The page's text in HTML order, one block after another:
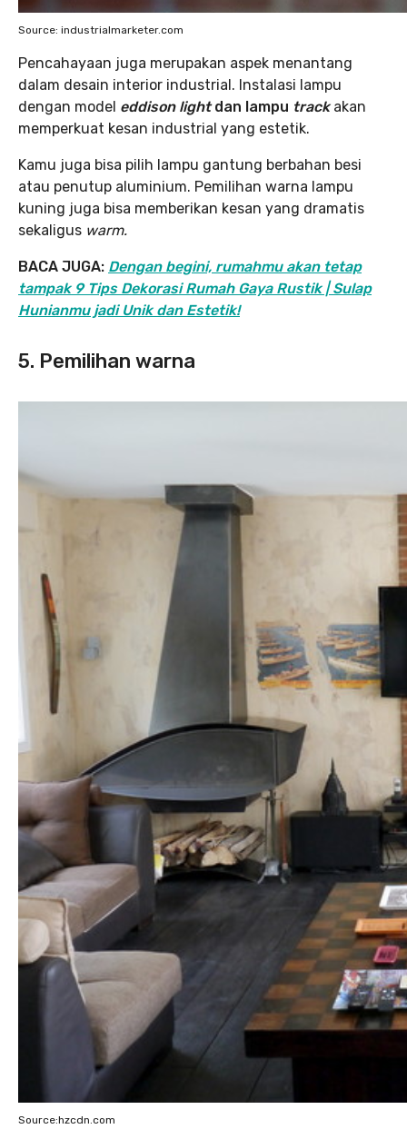
Source: industrialmarketer.com
Pencahayaan juga merupakan aspek menantang
dalam desain interior industrial. Instalasi lampu
dengan model eddison lightdan lampu track akan
memperkuat kesan industrial yang estetik.
Kamu juga bisa pilih lampu gantung berbahan besi
atau penutup aluminium. Pemilihan warna lampu
kuning juga bisa memberikan kesan yang dramatis
sekaligus warm.
BACA JUGA: Dengan begini, rumahmu akan tetap
tampak 9 Tips Dekorasi Rumah Gaya Rustik | Sulap
Hunianmu jadi Unik dan Estetik!
5. Pemilihan warna
Source:hzcdn.com